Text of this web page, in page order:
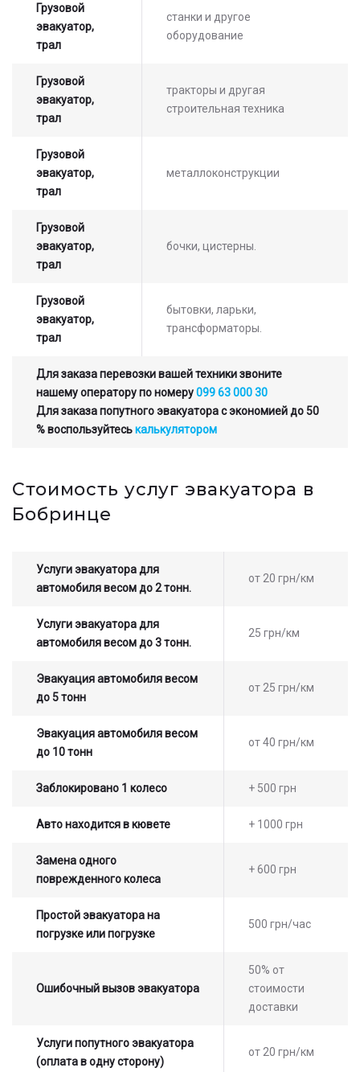
Грузовой
эвакуатор,
трал
станки и другое
оборудование
Грузовой
эвакуатор,
трал
тракторы и другая
строительная техника
Грузовой
эвакуатор,
трал
металлоконструкции
Грузовой
эвакуатор,
трал
бочки, цистерны.
Грузовой
эвакуатор,
трал
бытовки, ларьки,
трансформаторы.
Для заказа перевозки вашей техники звоните
нашему оператору по номеру099 63 000 30
Для заказа попутного эвакуатора с экономией до 50
% воспользуйтеськалькулятором
Стоимость услуг эвакуатора в
Бобринце
Услуги эвакуатора для
автомобиля весом до 2 тонн.
от 20 грн/км
Услуги эвакуатора для
автомобиля весом до 3 тонн.
25 грн/км
Эвакуация автомобиля весом
до 5 тонн
от 25 грн/км
Эвакуация автомобиля весом
до 10 тонн
от 40 грн/км
Заблокировано 1 колесо + 500 грн
Авто находится в кювете + 1000 грн
Замена одного
поврежденного колеса
+ 600 грн
Простой эвакуатора на
погрузке или погрузке
500 грн/час
Ошибочный вызов эвакуатора
50% от
стоимости
доставки
Услуги попутного эвакуатора
(оплата в одну сторону)
от 20 грн/км
стоимости услуг с нашим
оператором